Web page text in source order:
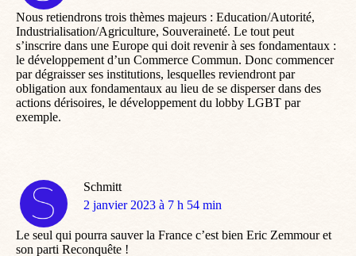
Nous retiendrons trois thèmes majeurs : Education/Autorité,
Industrialisation/Agriculture, Souveraineté. Le tout peut
s’inscrire dans une Europe qui doit revenir à ses fondamentaux :
le développement d’un Commerce Commun. Donc commencer
par dégraisser ses institutions, lesquelles reviendront par
obligation aux fondamentaux au lieu de se disperser dans des
actions dérisoires, le développement du lobby LGBT par
exemple.
Schmitt
dit
2 janvier 2023 à 7 h 54 min
Le seul qui pourra sauver la France c’est bien Eric Zemmour et
son parti Reconquête !